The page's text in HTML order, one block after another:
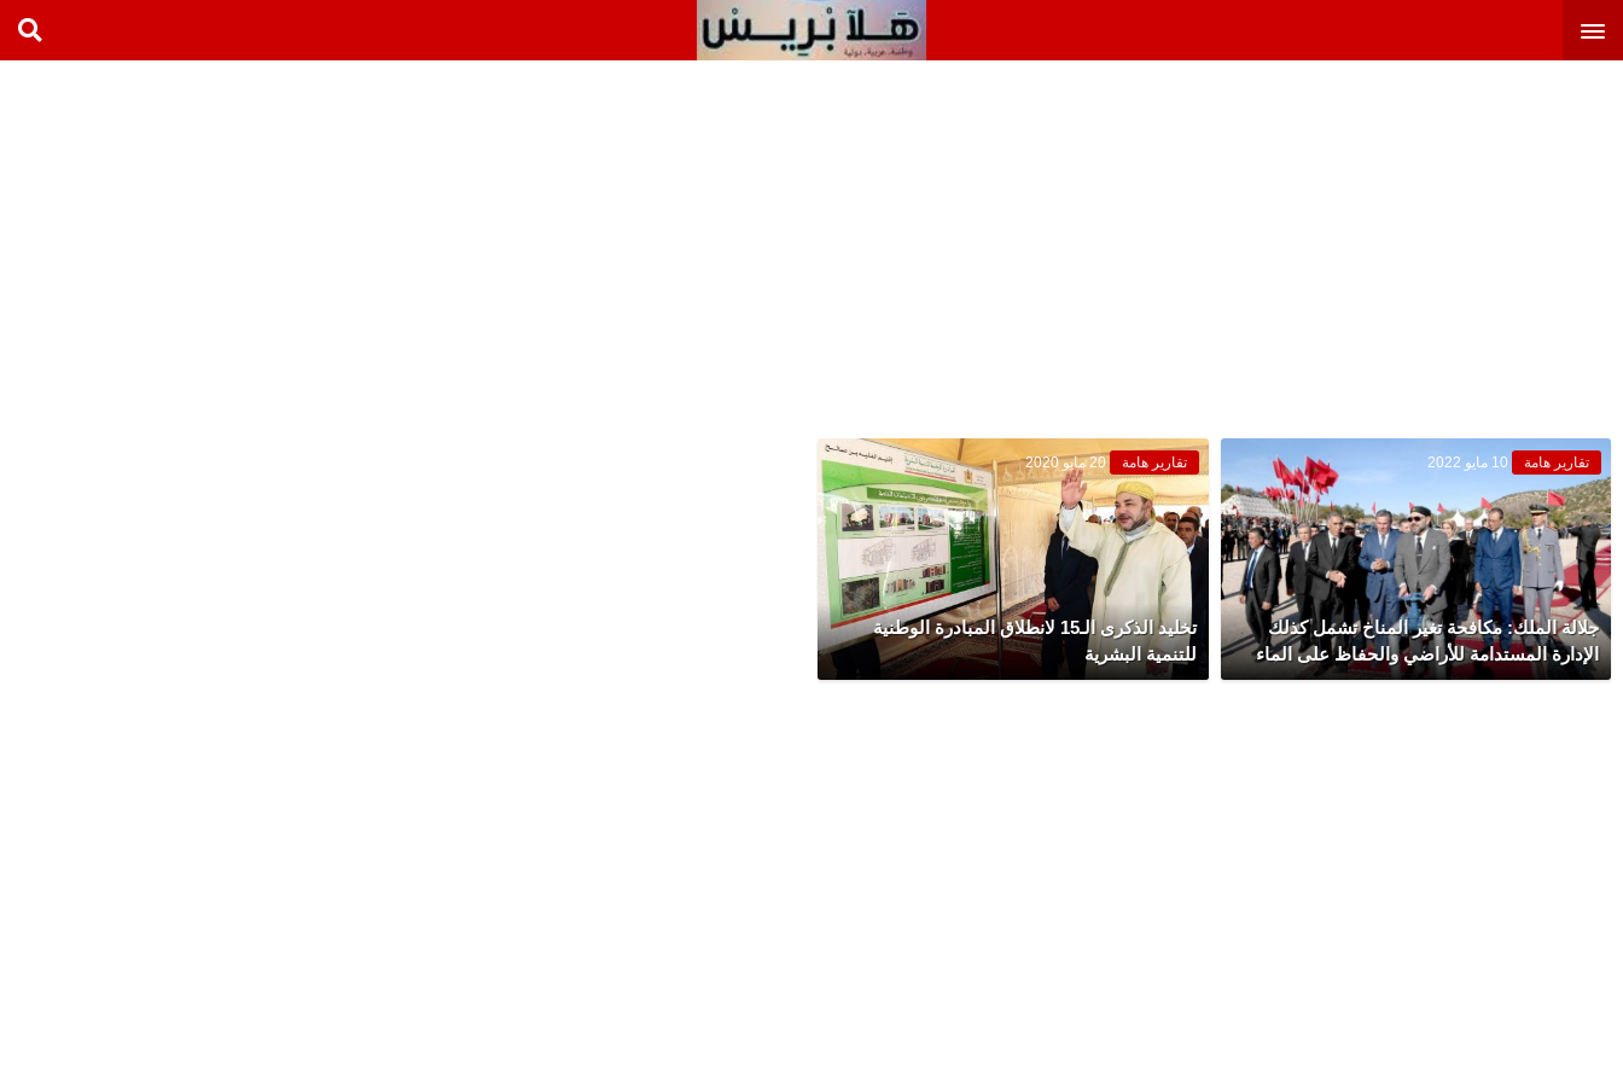
تقارير هامة 10 مايو 2022
جلالة الملك: مكافحة تغير المناخ تشمل كذلك
الإدارة المستدامة للأراضي والحفاظ على الماء
تقارير هامة 20 مايو 2020
تخليد الذكرى الـ15 لانطلاق المبادرة الوطنية
للتنمية البشرية